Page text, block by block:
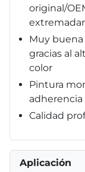
original/
Muy
gracias al
color
Pintura
Calidad
Aplicación